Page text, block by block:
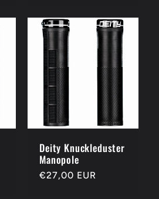
Deity Knuckleduster
Manopole
Prezzo
€27,00 EUR